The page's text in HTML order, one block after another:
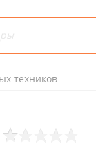
техников